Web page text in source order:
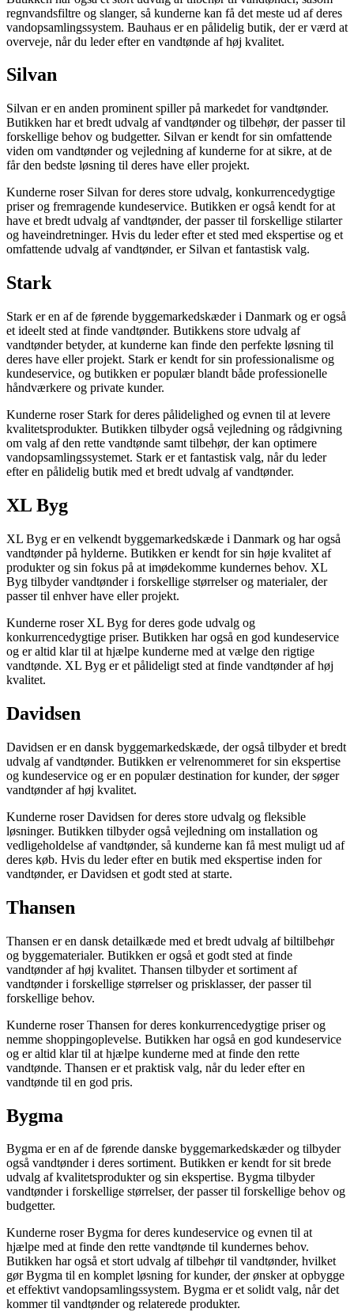
regnvandsfiltre og slanger, så kunderne kan få det meste ud af deres
vandopsamlingssystem. Bauhaus er en pålidelig butik, der er værd at
overveje, når du leder efter en vandtønde af høj kvalitet.
Silvan
Silvan er en anden prominent spiller på markedet for vandtønder.
Butikken har et bredt udvalg af vandtønder og tilbehør, der passer til
forskellige behov og budgetter. Silvan er kendt for sin omfattende
viden om vandtønder og vejledning af kunderne for at sikre, at de
får den bedste løsning til deres have eller projekt.
Kunderne roser Silvan for deres store udvalg, konkurrencedygtige
priser og fremragende kundeservice. Butikken er også kendt for at
have et bredt udvalg af vandtønder, der passer til forskellige stilarter
og haveindretninger. Hvis du leder efter et sted med ekspertise og et
omfattende udvalg af vandtønder, er Silvan et fantastisk valg.
Stark
Stark er en af de førende byggemarkedskæder i Danmark og er også
et ideelt sted at finde vandtønder. Butikkens store udvalg af
vandtønder betyder, at kunderne kan finde den perfekte løsning til
deres have eller projekt. Stark er kendt for sin professionalisme og
kundeservice, og butikken er populær blandt både professionelle
håndværkere og private kunder.
Kunderne roser Stark for deres pålidelighed og evnen til at levere
kvalitetsprodukter. Butikken tilbyder også vejledning og rådgivning
om valg af den rette vandtønde samt tilbehør, der kan optimere
vandopsamlingssystemet. Stark er et fantastisk valg, når du leder
efter en pålidelig butik med et bredt udvalg af vandtønder.
XL Byg
XL Byg er en velkendt byggemarkedskæde i Danmark og har også
vandtønder på hylderne. Butikken er kendt for sin høje kvalitet af
produkter og sin fokus på at imødekomme kundernes behov. XL
Byg tilbyder vandtønder i forskellige størrelser og materialer, der
passer til enhver have eller projekt.
Kunderne roser XL Byg for deres gode udvalg og
konkurrencedygtige priser. Butikken har også en god kundeservice
og er altid klar til at hjælpe kunderne med at vælge den rigtige
vandtønde. XL Byg er et pålideligt sted at finde vandtønder af høj
kvalitet.
Davidsen
Davidsen er en dansk byggemarkedskæde, der også tilbyder et bredt
udvalg af vandtønder. Butikken er velrenommeret for sin ekspertise
og kundeservice og er en populær destination for kunder, der søger
vandtønder af høj kvalitet.
Kunderne roser Davidsen for deres store udvalg og fleksible
løsninger. Butikken tilbyder også vejledning om installation og
vedligeholdelse af vandtønder, så kunderne kan få mest muligt ud af
deres køb. Hvis du leder efter en butik med ekspertise inden for
vandtønder, er Davidsen et godt sted at starte.
Thansen
Thansen er en dansk detailkæde med et bredt udvalg af biltilbehør
og byggematerialer. Butikken er også et godt sted at finde
vandtønder af høj kvalitet. Thansen tilbyder et sortiment af
vandtønder i forskellige størrelser og prisklasser, der passer til
forskellige behov.
Kunderne roser Thansen for deres konkurrencedygtige priser og
nemme shoppingoplevelse. Butikken har også en god kundeservice
og er altid klar til at hjælpe kunderne med at finde den rette
vandtønde. Thansen er et praktisk valg, når du leder efter en
vandtønde til en god pris.
Bygma
Bygma er en af de førende danske byggemarkedskæder og tilbyder
også vandtønder i deres sortiment. Butikken er kendt for sit brede
udvalg af kvalitetsprodukter og sin ekspertise. Bygma tilbyder
vandtønder i forskellige størrelser, der passer til forskellige behov og
budgetter.
Kunderne roser Bygma for deres kundeservice og evnen til at
hjælpe med at finde den rette vandtønde til kundernes behov.
Butikken har også et stort udvalg af tilbehør til vandtønder, hvilket
gør Bygma til en komplet løsning for kunder, der ønsker at opbygge
et effektivt vandopsamlingssystem. Bygma er et solidt valg, når det
kommer til vandtønder og relaterede produkter.